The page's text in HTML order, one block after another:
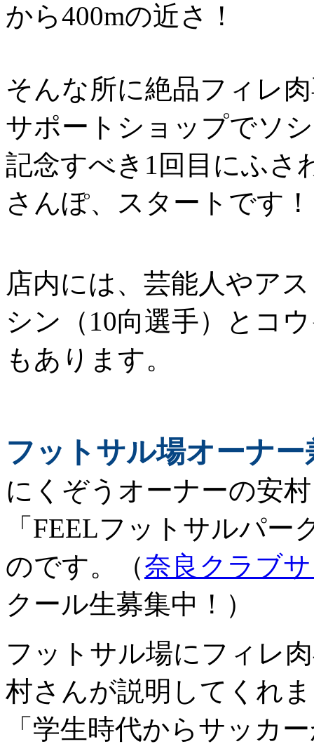
から400mの近さ！
そんな所に絶品フィレ
サポートショップでソ
記念すべき1回目にふさ
さんぽ、スタートです！
店内には、芸能人やア
シン（10向選手）とコ
もあります。
フットサル場オーナ
にくぞう オーナーの安
「FEELフットサルパ
のです。（奈良クラブ
クール生募集中！）
フットサル場にフィレ
村さんが説明してくれ
「学生時代からサッカ